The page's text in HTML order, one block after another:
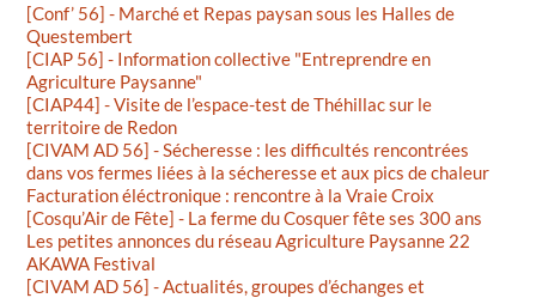
[Conf’ 56] - Marché et Repas paysan sous les Halles de
Questembert
[CIAP 56] - Information collective "Entreprendre en
Agriculture Paysanne"
[CIAP44] - Visite de l’espace-test de Théhillac sur le
territoire de Redon
[CIVAM AD 56] - Sécheresse : les difficultés rencontrées
dans vos fermes liées à la sécheresse et aux pics de chaleur
Facturation éléctronique : rencontre à la Vraie Croix
[Cosqu’Air de Fête] - La ferme du Cosquer fête ses 300 ans
Les petites annonces du réseau Agriculture Paysanne 22
AKAWA Festival
[CIVAM AD 56] - Actualités, groupes d’échanges et